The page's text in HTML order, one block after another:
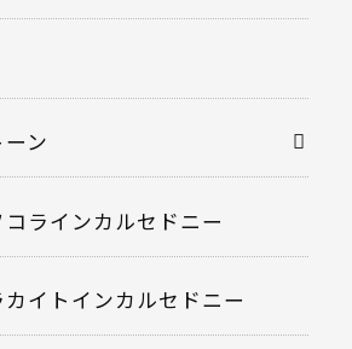
ン
ラインカルセドニー
イトインカルセドニー